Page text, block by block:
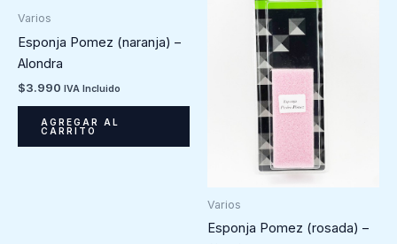
Varios
Esponja Pomez (naranja) –
Alondra
$3.990 IVA Incluido
AGREGAR AL
CARRITO
Varios
Esponja Pomez (rosada) –